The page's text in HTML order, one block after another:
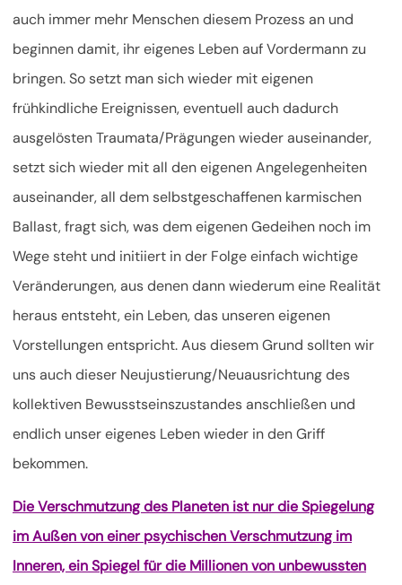
auch immer mehr Menschen diesem Prozess an und
beginnen damit, ihr eigenes Leben auf Vordermann zu
bringen. So setzt man sich wieder mit eigenen
frühkindliche Ereignissen, eventuell auch dadurch
ausgelösten Traumata/Prägungen wieder auseinander,
setzt sich wieder mit all den eigenen Angelegenheiten
auseinander, all dem selbstgeschaffenen karmischen
Ballast, fragt sich, was dem eigenen Gedeihen noch im
Wege steht und initiiert in der Folge einfach wichtige
Veränderungen, aus denen dann wiederum eine Realität
heraus entsteht, ein Leben, das unseren eigenen
Vorstellungen entspricht. Aus diesem Grund sollten wir
uns auch dieser Neujustierung/Neuausrichtung des
kollektiven Bewusstseinszustandes anschließen und
endlich unser eigenes Leben wieder in den Griff
bekommen.
Die Verschmutzung des Planeten ist nur die Spiegelung
im Außen von einer psychischen Verschmutzung im
Inneren, ein Spiegel für die Millionen von unbewussten